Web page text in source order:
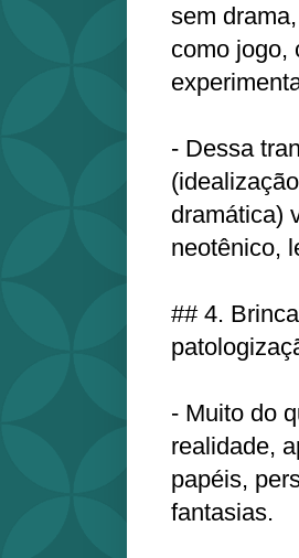
sem
como jogo,
- Dessa
dramática)
neotênico,
## 4.
- Muito do
realidade,
papéis,
fantasias.